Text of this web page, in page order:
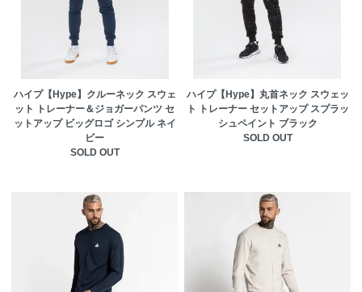
ハイプ【Hype】クルーネック スウェ
ット トレーナー＆ジョガーパンツ セ
ットアップ ビッグロゴ シンプル ネイ
ビー
SOLD OUT
ハイプ【Hype】丸首ネック スウェッ
ト トレーナー セットアップ スプラッ
シュペイント ブラック
SOLD OUT